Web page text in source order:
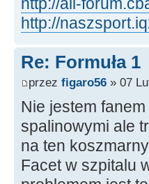
http://
Re: Formuła 1
przez figaro56 » 07
Nie jestem
spalinowymi ale
na ten
Facet w szpitalu